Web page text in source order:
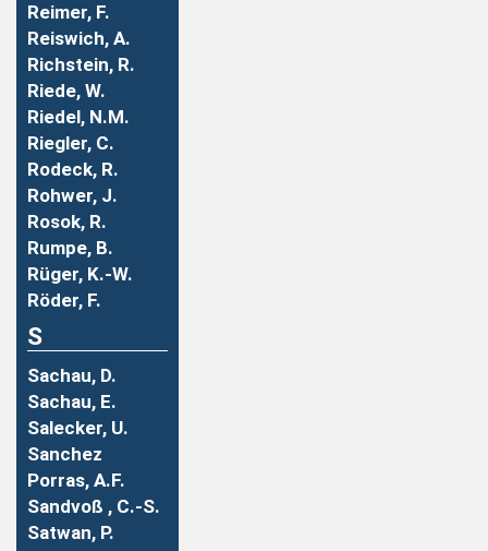
Reimer, F.
Reiswich, A.
Richstein, R.
Riede, W.
Riedel, N.M.
Riegler, C.
Rodeck, R.
Rohwer, J.
Rosok, R.
Rumpe, B.
Rüger, K.-W.
Röder, F.
S
Sachau, D.
Sachau, E.
Salecker, U.
Sanchez
Porras, A.F.
Sandvoß , C.-S.
Satwan, P.